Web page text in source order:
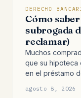
DERECHO
Cómo
subrogada
reclamar)
Muchos
que su hipoteca
en el préstamo
agosto 8, 2026